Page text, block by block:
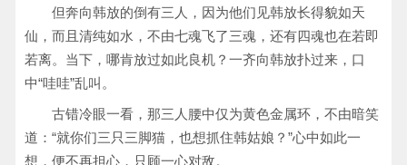
但奔向韩放的倒有三人，因为他们见韩放长得貌如天
仙，而且清纯如水，不由七魂飞了三魂，还有四魂也在若即
若离。当下，哪肯放过如此良机？一齐向韩放扑过来，口
中“哇哇”乱叫。
古错冷眼一看，那三人腰中仅为黄色金属环，不由暗笑
道：“就你们三只三脚猫，也想抓住韩姑娘？”心中如此一
想，便不再担心，只顾一心对敌。